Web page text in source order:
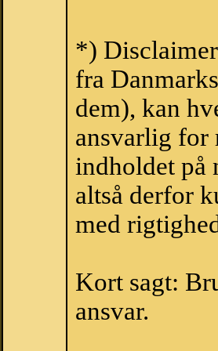
*)
fra
dem), kan
ansvarlig for
indholdet på
altså derfor
med
Kort sagt:
ansvar.